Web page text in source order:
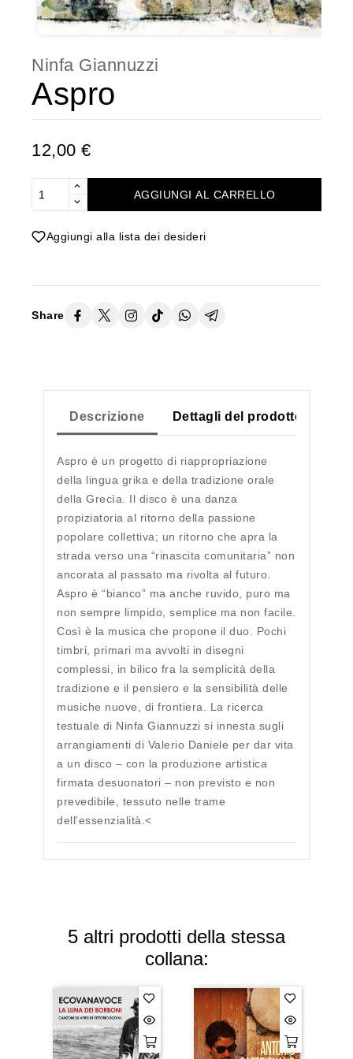
Ninfa Giannuzzi
Aspro
12,00 €
AGGIUNGI AL CARRELLO
Aggiungi alla lista dei desideri
Share
Descrizione Dettagli del prodotto
Aspro è un progetto di riappropriazione
della lingua grika e della tradizione orale
della Grecìa. Il disco è una danza
propiziatoria al ritorno della passione
popolare collettiva; un ritorno che apra la
strada verso una “rinascita comunitaria” non
ancorata al passato ma rivolta al futuro.
Aspro è “bianco” ma anche ruvido, puro ma
non sempre limpido, semplice ma non facile.
Così è la musica che propone il duo. Pochi
timbri, primari ma avvolti in disegni
complessi, in bilico fra la semplicità della
tradizione e il pensiero e la sensibilità delle
musiche nuove, di frontiera. La ricerca
testuale di Ninfa Giannuzzi si innesta sugli
arrangiamenti di Valerio Daniele per dar vita
a un disco – con la produzione artistica
firmata desuonatori – non previsto e non
prevedibile, tessuto nelle trame
dell'essenzialità.<
5 altri prodotti della stessa
collana: